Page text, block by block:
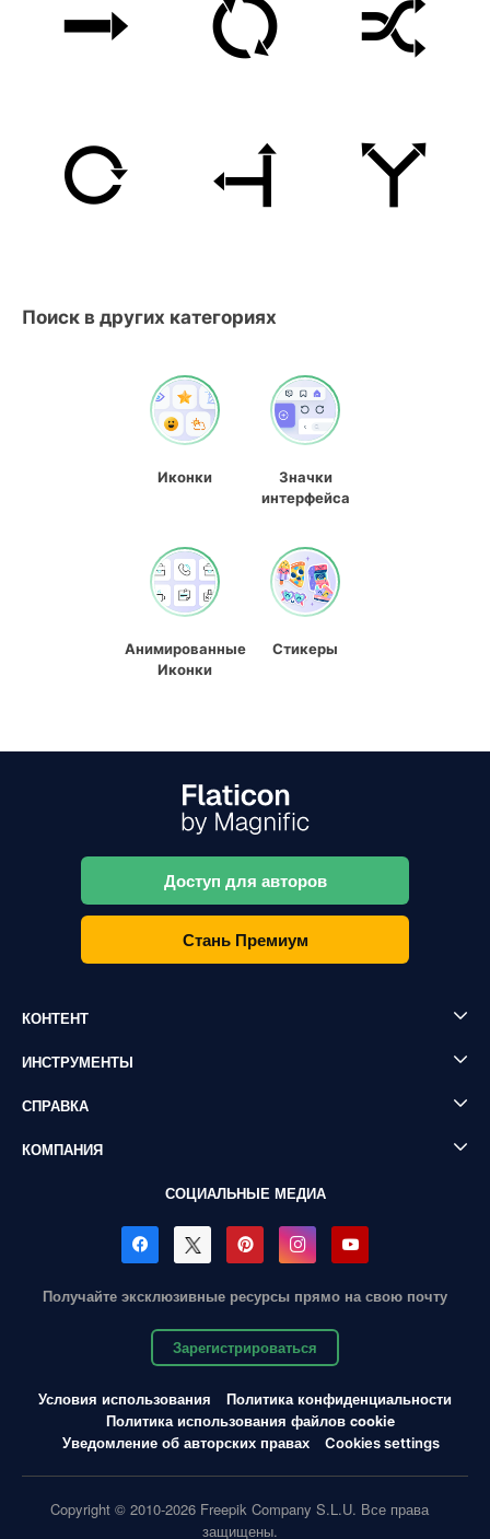
Поиск в других категориях
Иконки
Значки
интерфейса
Анимированные
Иконки
Стикеры
Доступ для авторов
Стань Премиум
КОНТЕНТ
ИНСТРУМЕНТЫ
СПРАВКА
КОМПАНИЯ
СОЦИАЛЬНЫЕ МЕДИА
Получайте эксклюзивные ресурсы прямо на свою почту
Зарегистрироваться
Условия использования
Политика конфиденциальности
Политика использования файлов cookie
Уведомление об авторских правах
Cookies settings
Copyright © 2010-2026 Freepik Company S.L.U. Все права
защищены.